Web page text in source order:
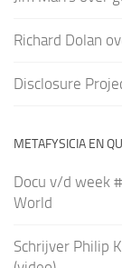
Richard Dolan
Disclosure
METAFYSICIA EN
Docu v/d week
World
Schrijver Philip